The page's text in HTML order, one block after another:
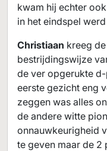
kwam hij echter
in het eindspel
Christiaan kreeg
bestrijdingswijze
de ver opgerukte
eerste gezicht eng
zeggen was alles
de andere witte
onnauwkeurigheid
te geven maar de 2